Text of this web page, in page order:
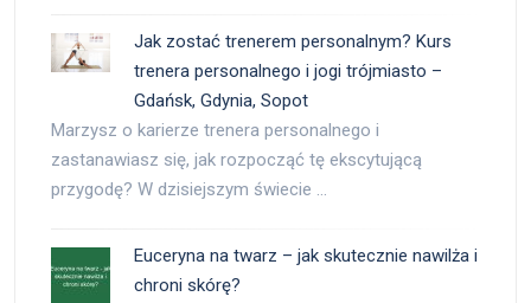
Jak zostać trenerem personalnym? Kurs
trenera personalnego i jogi trójmiasto –
Gdańsk, Gdynia, Sopot
Marzysz o karierze trenera personalnego i
zastanawiasz się, jak rozpocząć tę ekscytującą
przygodę? W dzisiejszym świecie …
Euceryna na twarz – jak skutecznie nawilża i
chroni skórę?